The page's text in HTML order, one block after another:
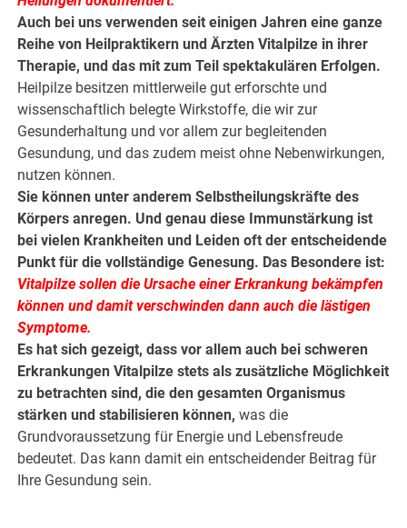
Auch bei uns verwenden seit einigen Jahren eine ganze
Reihe von Heilpraktikern und Ärzten Vitalpilze in ihrer
Therapie, und das mit zum Teil spektakulären Erfolgen.
Heilpilze besitzen mittlerweile gut erforschte und
wissenschaftlich belegte Wirkstoffe, die wir zur
Gesunderhaltung und vor allem zur begleitenden
Gesundung, und das zudem meist ohne Nebenwirkungen,
nutzen können.
Sie können unter anderem Selbstheilungskräfte des
Körpers anregen. Und genau diese Immunstärkung ist
bei vielen Krankheiten und Leiden oft der entscheidende
Punkt für die vollständige Genesung. Das Besondere ist:
Vitalpilze sollen die Ursache einer Erkrankung bekämpfen
können und damit verschwinden dann auch die lästigen
Symptome.
Es hat sich gezeigt, dass vor allem auch bei schweren
Erkrankungen Vitalpilze stets als zusätzliche Möglichkeit
zu betrachten sind, die den gesamten Organismus
stärken und stabilisieren können, was die
Grundvoraussetzung für Energie und Lebensfreude
bedeutet. Das kann damit ein entscheidender Beitrag für
Ihre Gesundung sein.